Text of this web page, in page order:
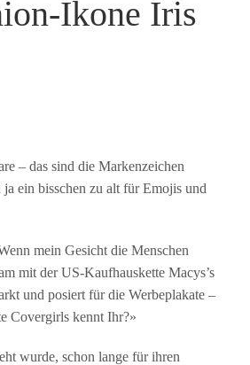
Ikone Iris
– das sind die Markenzeichen
ein bisschen zu alt für Emojis und
mein Gesicht die Menschen
mit der US-Kaufhauskette Macys’s
und posiert für die Werbeplakate –
Covergirls kennt Ihr?»
wurde, schon lange für ihren